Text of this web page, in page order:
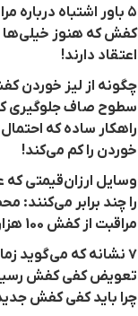
۵ باور اشتباه درباره
کفش که هنوز خیلی‌ها
اعتقاد دارند!
چگونه از لیز خوردن
راهکار ساده که
خوردن را کم می‌کند!
وسایل ارزان‌قیمتی
را چند برابر می‌کنند:
مراقبت از کفش 100 هزار تومانی!
۷ نشانه که می‌گوید
تعویض کفی کفش
چرا باید کفی کفش